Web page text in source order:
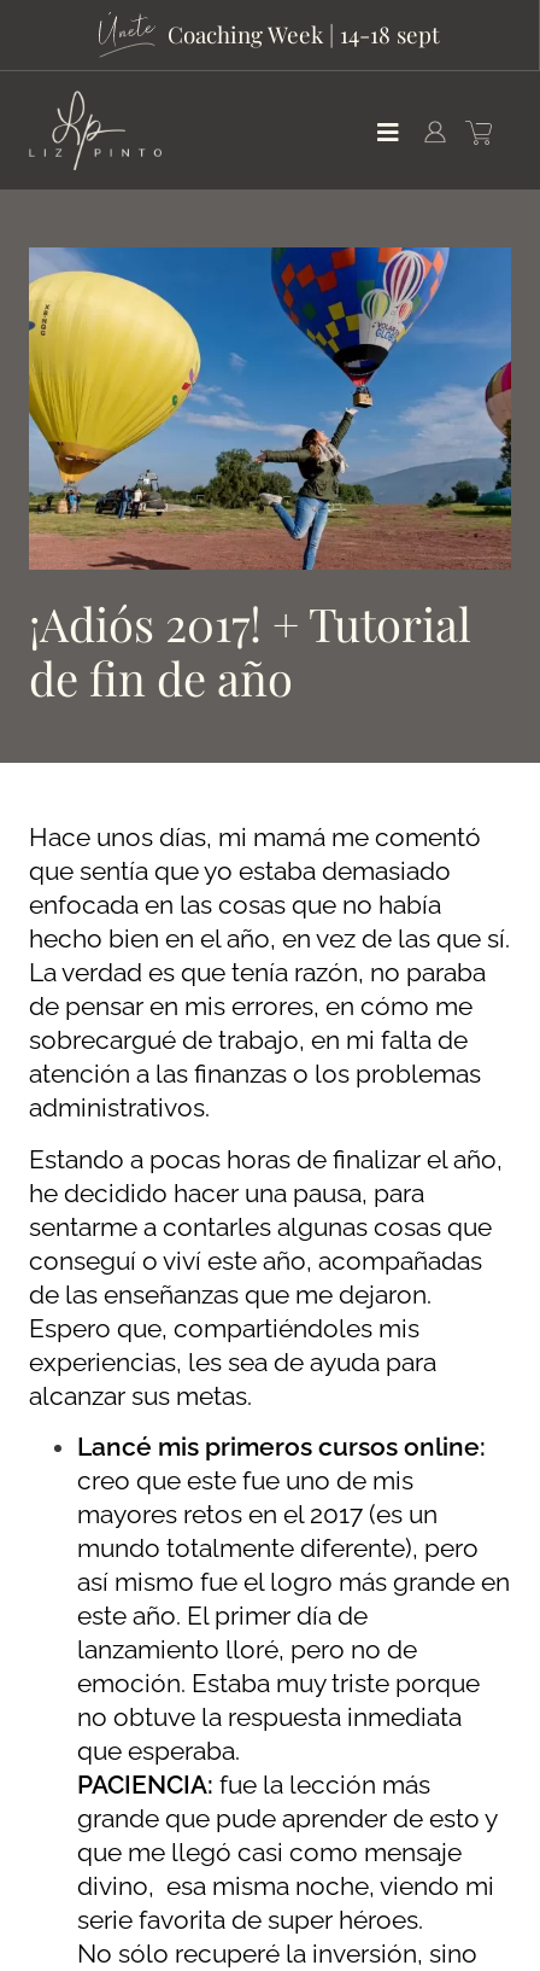
Coaching Week | 14-18 sept
¡Adiós 2017! + Tutorial
de fin de año
Hace unos días, mi mamá me comentó
que sentía que yo estaba demasiado
enfocada en las cosas que no había
hecho bien en el año, en vez de las que sí.
La verdad es que tenía razón, no paraba
de pensar en mis errores, en cómo me
sobrecargué de trabajo, en mi falta de
atención a las finanzas o los problemas
administrativos.
Estando a pocas horas de finalizar el año,
he decidido hacer una pausa, para
sentarme a contarles algunas cosas que
conseguí o viví este año, acompañadas
de las enseñanzas que me dejaron.
Espero que, compartiéndoles mis
experiencias, les sea de ayuda para
alcanzar sus metas.
Lancé mis primeros cursos online:
creo que este fue uno de mis
mayores retos en el 2017 (es un
mundo totalmente diferente), pero
así mismo fue el logro más grande en
este año. El primer día de
lanzamiento lloré, pero no de
emoción. Estaba muy triste porque
no obtuve la respuesta inmediata
que esperaba.
PACIENCIA: fue la lección más
grande que pude aprender de esto y
que me llegó casi como mensaje
divino, esa misma noche, viendo mi
serie favorita de super héroes.
No sólo recuperé la inversión, sino